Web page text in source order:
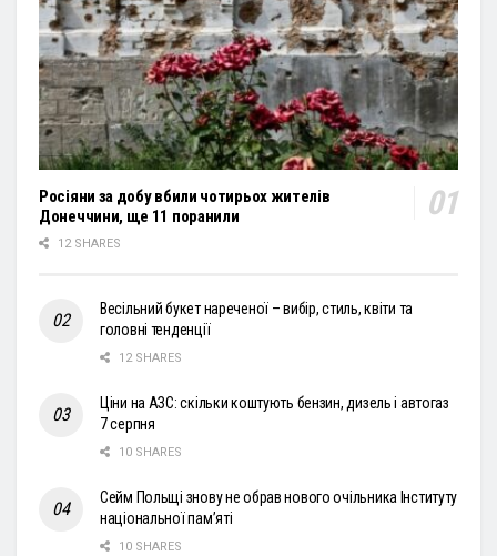
Росіяни за добу вбили чотирьох жителів
Донеччини, ще 11 поранили
12 SHARES
Весільний букет нареченої – вибір, стиль, квіти та
головні тенденції
12 SHARES
Ціни на АЗС: скільки коштують бензин, дизель і автогаз
7 серпня
10 SHARES
Сейм Польщі знову не обрав нового очільника Інституту
національної пам’яті
10 SHARES